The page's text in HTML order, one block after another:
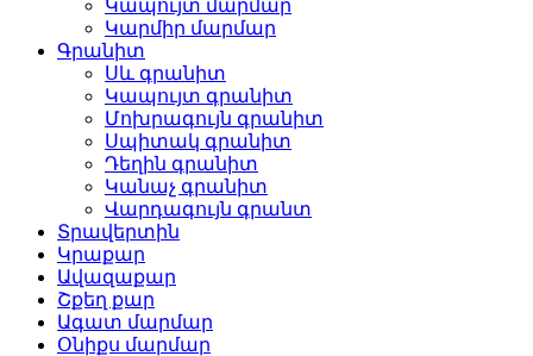
Կապույտ մարմար
Կարմիր մարմար
Գրանիտ
Սև գրանիտ
Կապույտ գրանիտ
Մոխրագույն գրանիտ
Սպիտակ գրանիտ
Դեղին գրանիտ
Կանաչ գրանիտ
Վարդագույն գրանտ
Տրավերտին
Կրաքար
Ավազաքար
Շքեղ քար
Ագատ մարմար
Օնիքս մարմար